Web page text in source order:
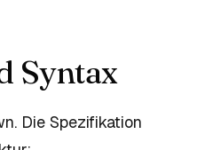
Syntax
Die Spezifikation